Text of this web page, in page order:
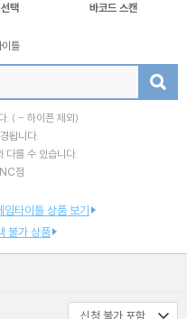
택 바코드 스캔
틀
. ( - 하이픈 제외)
됩니다.
다를 수 있습니다.
점
임타이틀 상품 보기
불가 상품